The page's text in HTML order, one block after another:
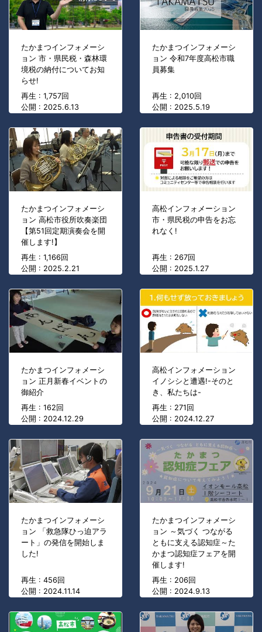
たかまつインフォメーシ
ョン 市・県民税・森林環
境税の納付についてお知
らせ!
再生 : 1,757回
公開 : 2025.6.13
たかまつインフォメーシ
ョン 令和7年度高松市職
員募集
再生 : 2,010回
公開 : 2025.5.19
たかまつインフォメーシ
ョン 高松市役所吹奏楽団
【第51回定期演奏会を開
催します!】
再生 : 1,166回
公開 : 2025.2.21
高松インフォメーション
市・県民税の申告をお忘
れなく!
再生 : 267回
公開 : 2025.1.27
たかまつインフォメーシ
ョン 正月新春イベントの
御紹介
再生 : 162回
公開 : 2024.12.29
高松インフォメーション
イノシシと遭遇!-そのと
き、私たちは-
再生 : 271回
公開 : 2024.12.27
たかまつインフォメーシ
ョン 「救急隊ひっ迫アラ
ート」の発信を開始しま
した!
再生 : 456回
公開 : 2024.11.14
たかまつインフォメーシ
ョン ～気づく つながる
ともに支える認知症～た
かまつ認知症フェアを開
催します!
再生 : 206回
公開 : 2024.9.13